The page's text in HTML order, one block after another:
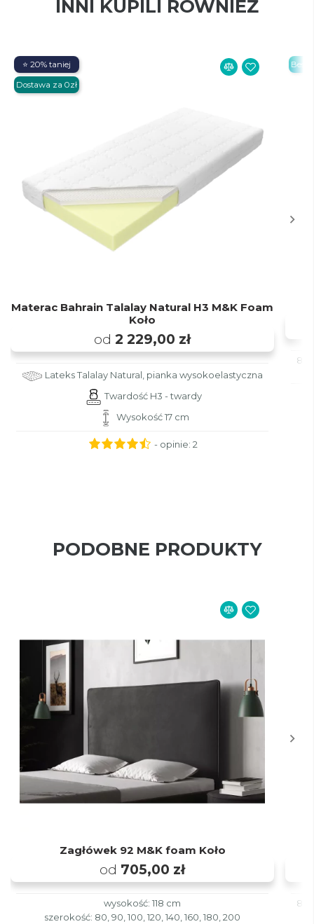
INNI KUPILI RÓWNIEŻ
Materac Bahrain Talalay Natural H3 M&K Foam
Koło
od 2 229,00 zł
Lateks Talalay Natural, pianka wysokoelastyczna
Twardość H3 - twardy
Wysokość 17 cm
⭐ 20% taniej
Dostawa za 0zł
- opinie: 2
PODOBNE PRODUKTY
Zagłówek 92 M&K foam Koło
od 705,00 zł
wysokość: 118 cm
szerokość: 80, 90, 100, 120, 140, 160, 180, 200